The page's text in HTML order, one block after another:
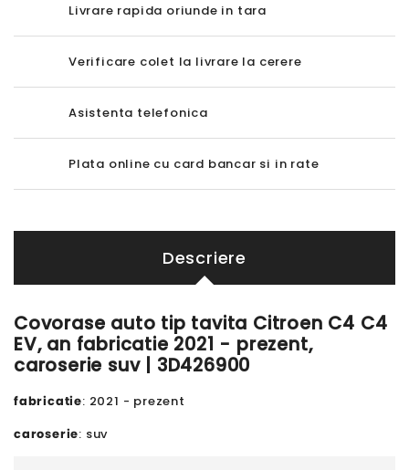
Livrare rapida oriunde in tara
Verificare colet la livrare la cerere
Asistenta telefonica
Plata online cu card bancar si in rate
Descriere
Covorase auto tip tavita Citroen C4 C4
EV, an fabricatie 2021 - prezent,
caroserie suv | 3D426900
fabricatie: 2021 - prezent
caroserie: suv